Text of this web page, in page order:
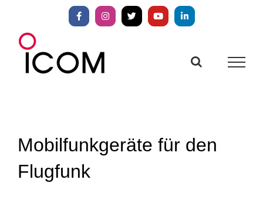
springen
FacebookInstagram
X YouTubeLinkedIn
Mobilfunkgeräte für den
Flugfunk